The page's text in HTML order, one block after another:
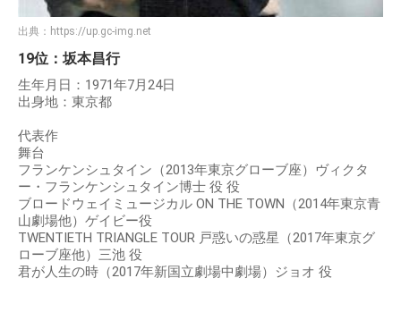
出典： https://up.gc-img.net
19位：坂本昌行
生年月日：1971年7月24日
出身地：東京都
代表作
舞台
フランケンシュタイン（2013年東京グローブ座）ヴィクタ
ー・フランケンシュタイン博士 役 役
ブロードウェイミュージカル ON THE TOWN（2014年東京青
山劇場他）ゲイビー役
TWENTIETH TRIANGLE TOUR 戸惑いの惑星（2017年東京グ
ローブ座他）三池 役
君が人生の時（2017年新国立劇場中劇場）ジョオ 役